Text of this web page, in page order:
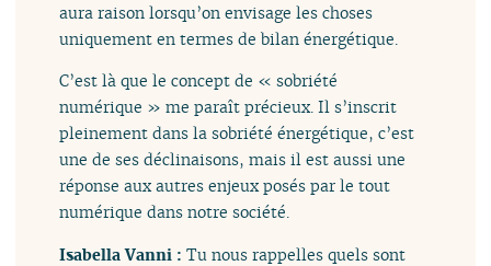
aura raison lorsqu’on envisage les choses
uniquement en termes de bilan énergétique.
C’est là que le concept de « sobriété
numérique » me paraît précieux. Il s’inscrit
pleinement dans la sobriété énergétique, c’est
une de ses déclinaisons, mais il est aussi une
réponse aux autres enjeux posés par le tout
numérique dans notre société.
Isabella Vanni :Tu nous rappelles quels sont